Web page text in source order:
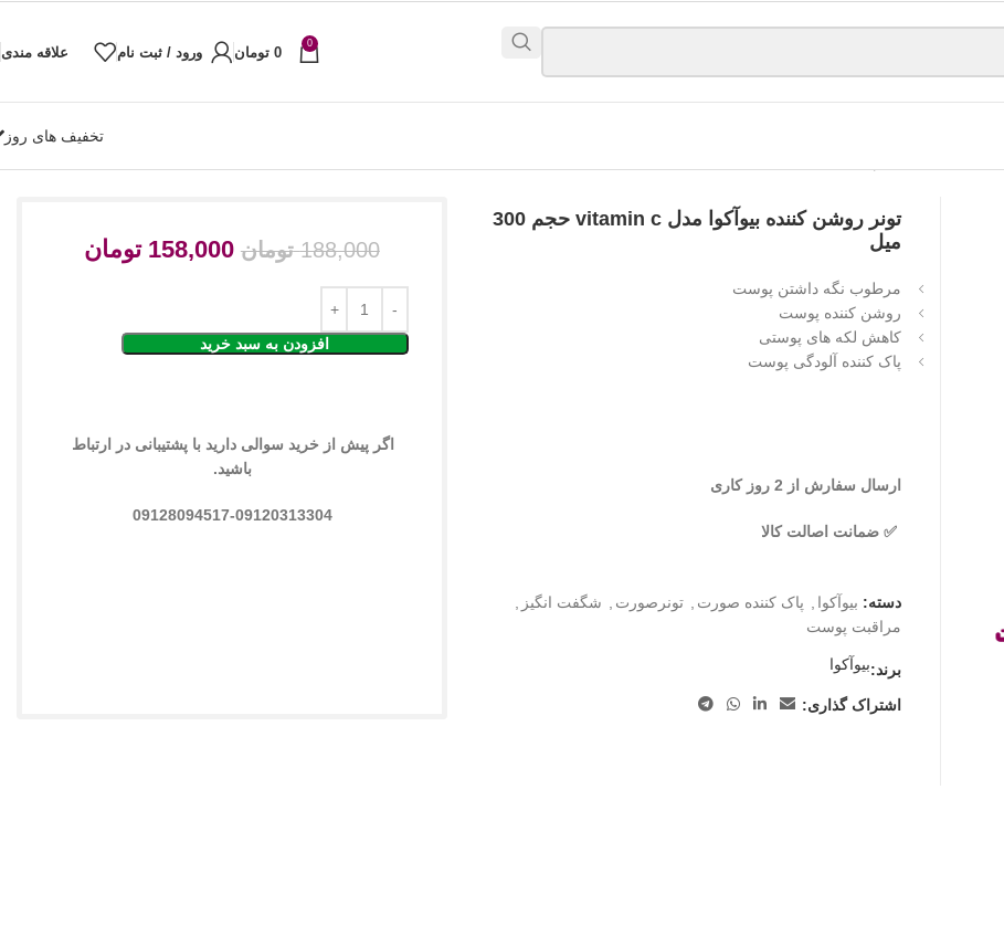
0
0 تومان ورود / ثبت نام علاقه مندی
تخفیف های روز
تونر روشن کننده بیوآکوا مدل vitamin c حجم 300
میل
مرطوب نگه داشتن پوست
روشن کننده پوست
کاهش لکه های پوستی
پاک کننده آلودگی پوست
ارسال سفارش از 2 روز کاری
✅ ضمانت اصالت کالا
دسته: بیوآکوا پاک کننده صورت تونرصورت شگفت انگیز
مراقبت پوست
برند:بیوآکوا
اشتراک گذاری:
188,000 تومان 158,000 تومان
افزودن به سبد خرید
اگر پیش از خرید سوالی دارید با پشتیبانی در ارتباط
باشید.
09128094517-09120313304